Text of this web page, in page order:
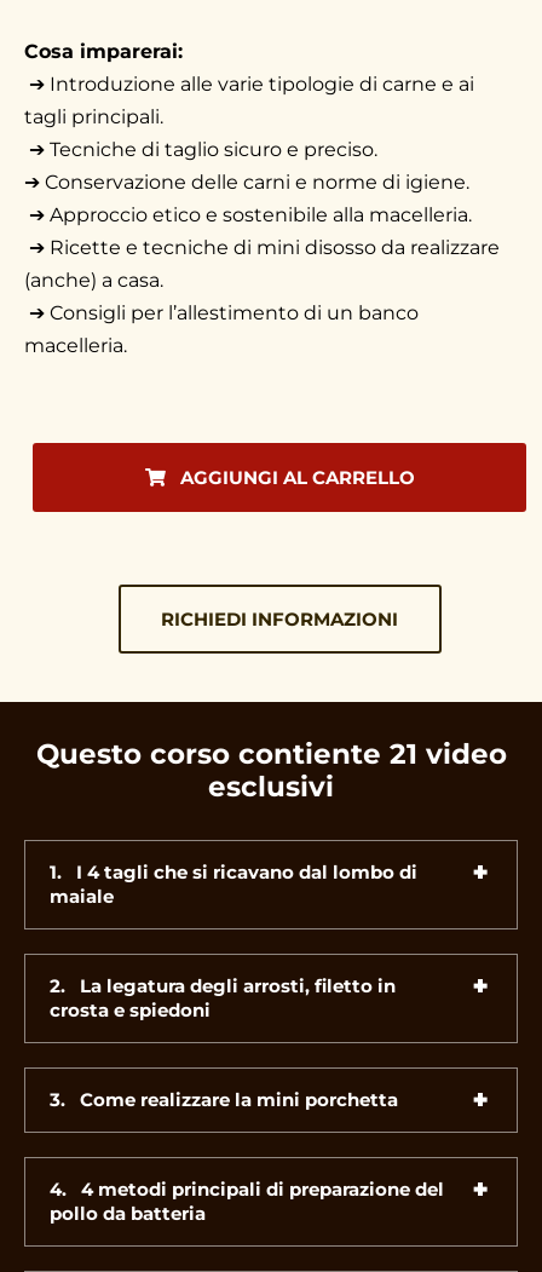
Cosa imparerai:
➔ Introduzione alle varie tipologie di carne e ai
tagli principali.
➔ Tecniche di taglio sicuro e preciso.
➔ Conservazione delle carni e norme di igiene.
➔ Approccio etico e sostenibile alla macelleria.
➔ Ricette e tecniche di mini disosso da realizzare
(anche) a casa.
➔ Consigli per l’allestimento di un banco
macelleria.
AGGIUNGI AL CARRELLO
RICHIEDI INFORMAZIONI
Questo corso contiente 21 video
esclusivi
1. I 4 tagli che si ricavano dal lombo di
maiale
effettuare l'accesso all'area riservata per
2. La legatura degli arrosti, filetto in
crosta e spiedoni
effettuare l'accesso all'area riservata per
3. Come realizzare la mini porchetta
effettuare l'accesso all'area riservata per
4. 4 metodi principali di preparazione del
pollo da batteria